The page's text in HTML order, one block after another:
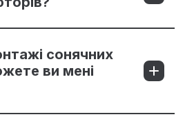
сонячних
ви мені